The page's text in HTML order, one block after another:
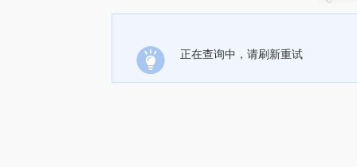
正在查询中，请刷新重试